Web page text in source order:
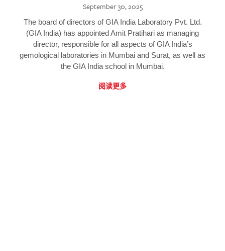
September 30, 2025
The board of directors of GIA India Laboratory Pvt. Ltd.
(GIA India) has appointed Amit Pratihari as managing
director, responsible for all aspects of GIA India’s
gemological laboratories in Mumbai and Surat, as well as
the GIA India school in Mumbai.
阅读更多